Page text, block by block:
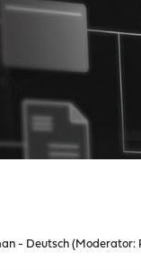
- Deutsch (Moderator: